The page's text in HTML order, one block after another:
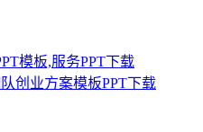
模板,服务PPT下载